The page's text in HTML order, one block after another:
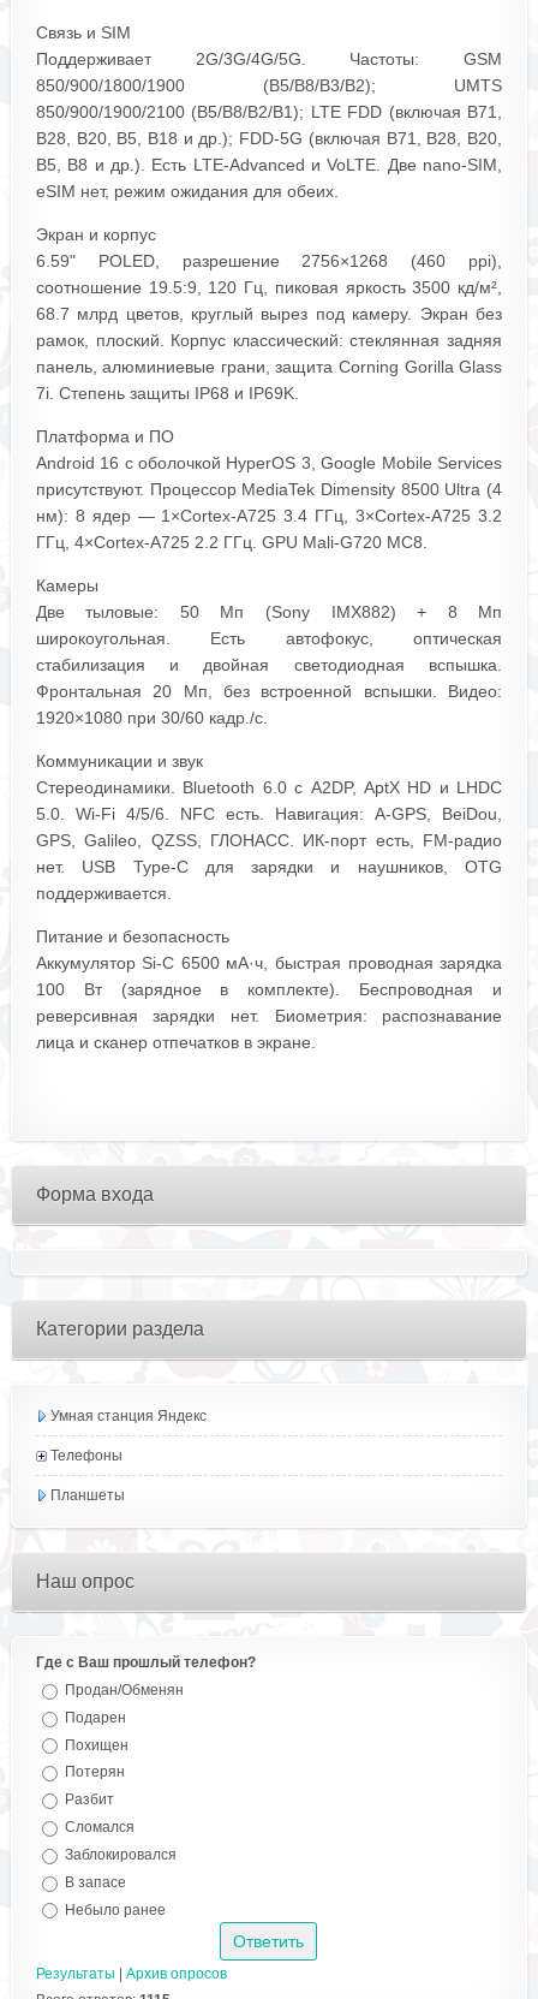
Связь и SIM
Поддерживает 2G/3G/4G/5G. Частоты: GSM
850/900/1800/1900 (B5/B8/B3/B2); UMTS
850/900/1900/2100 (B5/B8/B2/B1); LTE FDD (включая B71,
B28, B20, B5, B18 и др.); FDD‑5G (включая B71, B28, B20,
B5, B8 и др.). Есть LTE‑Advanced и VoLTE. Две nano‑SIM,
eSIM нет, режим ожидания для обеих.
Экран и корпус
6.59" POLED, разрешение 2756×1268 (460 ppi),
соотношение 19.5:9, 120 Гц, пиковая яркость 3500 кд/м²,
68.7 млрд цветов, круглый вырез под камеру. Экран без
рамок, плоский. Корпус классический: стеклянная задняя
панель, алюминиевые грани, защита Corning Gorilla Glass
7i. Степень защиты IP68 и IP69K.
Платформа и ПО
Android 16 с оболочкой HyperOS 3, Google Mobile Services
присутствуют. Процессор MediaTek Dimensity 8500 Ultra (4
нм): 8 ядер — 1×Cortex‑A725 3.4 ГГц, 3×Cortex‑A725 3.2
ГГц, 4×Cortex‑A725 2.2 ГГц. GPU Mali‑G720 MC8.
Камеры
Две тыловые: 50 Мп (Sony IMX882) + 8 Мп
широкоугольная. Есть автофокус, оптическая
стабилизация и двойная светодиодная вспышка.
Фронтальная 20 Мп, без встроенной вспышки. Видео:
1920×1080 при 30/60 кадр./с.
Коммуникации и звук
Стереодинамики. Bluetooth 6.0 с A2DP, AptX HD и LHDC
5.0. Wi‑Fi 4/5/6. NFC есть. Навигация: A‑GPS, BeiDou,
GPS, Galileo, QZSS, ГЛОНАСС. ИК‑порт есть, FM‑радио
нет. USB Type‑C для зарядки и наушников, OTG
поддерживается.
Питание и безопасность
Аккумулятор Si‑C 6500 мА·ч, быстрая проводная зарядка
100 Вт (зарядное в комплекте). Беспроводная и
реверсивная зарядки нет. Биометрия: распознавание
лица и сканер отпечатков в экране.
Форма входа
Категории раздела
Умная станция Яндекс
Телефоны
Планшеты
Наш опрос
Где с Ваш прошлый телефон?
Продан/Обменян
Подарен
Похищен
Потерян
Разбит
Сломался
Заблокировался
В запасе
Небыло ранее
Результаты
Архив опросов